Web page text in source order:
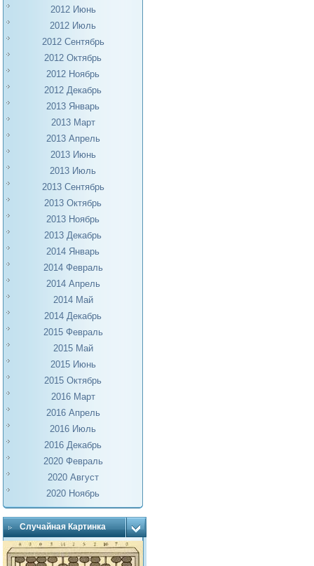
2012 Июнь
2012 Июль
2012 Сентябрь
2012 Октябрь
2012 Ноябрь
2012 Декабрь
2013 Январь
2013 Март
2013 Апрель
2013 Июнь
2013 Июль
2013 Сентябрь
2013 Октябрь
2013 Ноябрь
2013 Декабрь
2014 Январь
2014 Февраль
2014 Апрель
2014 Май
2014 Декабрь
2015 Февраль
2015 Май
2015 Июнь
2015 Октябрь
2016 Март
2016 Апрель
2016 Июль
2016 Декабрь
2020 Февраль
2020 Август
2020 Ноябрь
Случайная Картинка